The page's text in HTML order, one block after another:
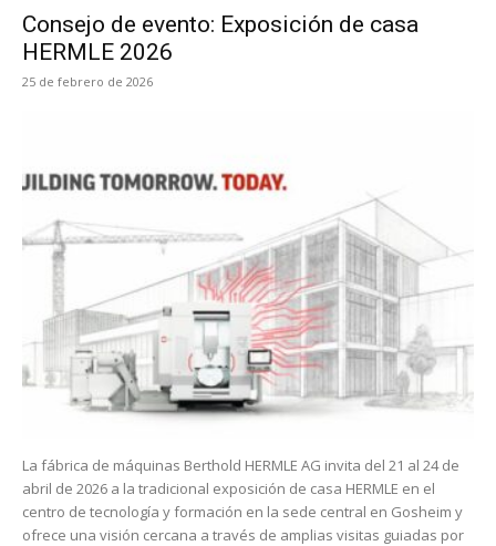
Consejo de evento: Exposición de casa
HERMLE 2026
25 de febrero de 2026
La fábrica de máquinas Berthold HERMLE AG invita del 21 al 24 de
abril de 2026 a la tradicional exposición de casa HERMLE en el
centro de tecnología y formación en la sede central en Gosheim y
ofrece una visión cercana a través de amplias visitas guiadas por